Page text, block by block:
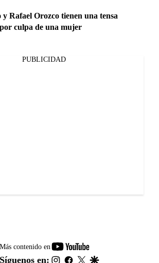
Rafael Orozco tienen una tensa
culpa de una mujer
PUBLICIDAD
Más contenido en
youtube-
footer
Síguenos en: instagram
facebook
twitter